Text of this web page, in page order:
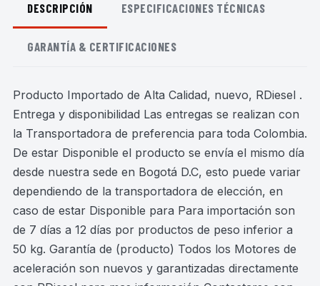
DESCRIPCIÓN ESPECIFICACIONES TÉCNICAS
GARANTÍA & CERTIFICACIONES
Producto Importado de Alta Calidad, nuevo, RDiesel .
Entrega y disponibilidad Las entregas se realizan con
la Transportadora de preferencia para toda Colombia.
De estar Disponible el producto se envía el mismo día
desde nuestra sede en Bogotá D.C, esto puede variar
dependiendo de la transportadora de elección, en
caso de estar Disponible para Para importación son
de 7 días a 12 días por productos de peso inferior a
50 kg. Garantía de (producto) Todos los Motores de
aceleración son nuevos y garantizadas directamente